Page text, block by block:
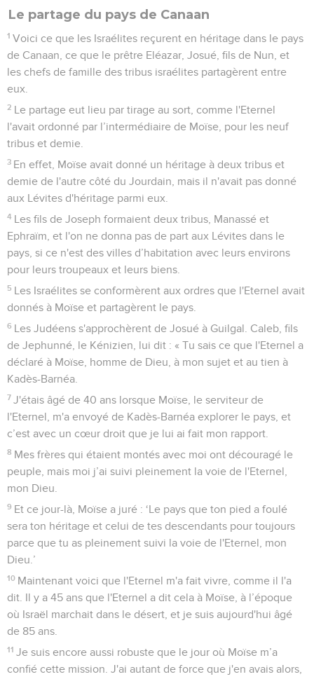
Le partage du pays de Canaan
1 Voici ce que les Israélites reçurent en héritage dans le pays
de Canaan, ce que le prêtre Eléazar, Josué, fils de Nun, et
les chefs de famille des tribus israélites partagèrent entre
eux.
2 Le partage eut lieu par tirage au sort, comme l'Eternel
l'avait ordonné par l’intermédiaire de Moïse, pour les neuf
tribus et demie.
3 En effet, Moïse avait donné un héritage à deux tribus et
demie de l'autre côté du Jourdain, mais il n'avait pas donné
aux Lévites d'héritage parmi eux.
4 Les fils de Joseph formaient deux tribus, Manassé et
Ephraïm, et l'on ne donna pas de part aux Lévites dans le
pays, si ce n'est des villes d’habitation avec leurs environs
pour leurs troupeaux et leurs biens.
5 Les Israélites se conformèrent aux ordres que l'Eternel avait
donnés à Moïse et partagèrent le pays.
6 Les Judéens s'approchèrent de Josué à Guilgal. Caleb, fils
de Jephunné, le Kénizien, lui dit : « Tu sais ce que l'Eternel a
déclaré à Moïse, homme de Dieu, à mon sujet et au tien à
Kadès-Barnéa.
7 J'étais âgé de 40 ans lorsque Moïse, le serviteur de
l'Eternel, m'a envoyé de Kadès-Barnéa explorer le pays, et
c’est avec un cœur droit que je lui ai fait mon rapport.
8 Mes frères qui étaient montés avec moi ont découragé le
peuple, mais moi j’ai suivi pleinement la voie de l'Eternel,
mon Dieu.
9 Et ce jour-là, Moïse a juré : ‘Le pays que ton pied a foulé
sera ton héritage et celui de tes descendants pour toujours
parce que tu as pleinement suivi la voie de l'Eternel, mon
Dieu.’
10 Maintenant voici que l'Eternel m'a fait vivre, comme il l'a
dit. Il y a 45 ans que l'Eternel a dit cela à Moïse, à l’époque
où Israël marchait dans le désert, et je suis aujourd'hui âgé
de 85 ans.
11 Je suis encore aussi robuste que le jour où Moïse m’a
confié cette mission. J'ai autant de force que j'en avais alors,